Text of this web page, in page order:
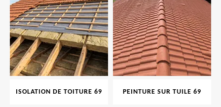
ISOLATION DE TOITURE 69 PEINTURE SUR TUILE 69